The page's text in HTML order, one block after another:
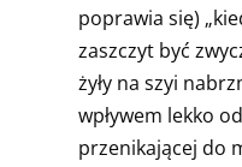
poprawia się)
zaszczyt być
żyły na szyi
wpływem lekko
przenikającej do